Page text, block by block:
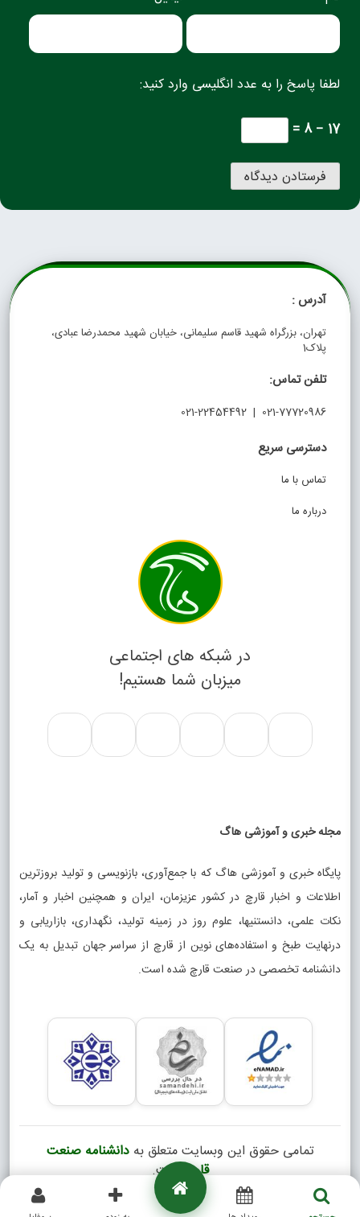
لطفا پاسخ را به عدد انگلیسی وارد کنید:
17 − 8 =
آدرس :
تهران، بزرگراه شهید قاسم سلیمانی، خیابان شهید محمدرضا عبادی،
پلاک1
تلفن تماس:
021-77720986 | 021-22454492
دسترسی سریع
تماس با ما
درباره ما
در شبکه های اجتماعی
میزبان شما هستیم!
مجله خبری و آموزشی هاگ
پایگاه خبری و آموزشی هاگ که با جمع‌آوری، بازنویسی و تولید بروزترین
اطلاعات و اخبار قارچ در کشور عزیزمان، ایران و همچنین اخبار و آمار،
نکات علمی، دانستنیها، علوم روز در زمینه تولید، نگهداری، بازاریابی و
درنهایت طبخ و استفاده‌های نوین از قارچ از سراسر جهان تبدیل به یک
دانشنامه تخصصی در صنعت قارچ شده است.
تمامی حقوق این وبسایت متعلق بهدانشنامه صنعت
قارچ است.
Copyright © 2026